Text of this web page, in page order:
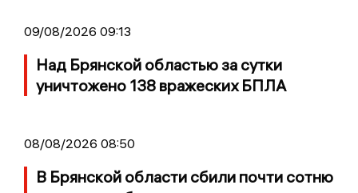
09/08/2026 09:13
Над Брянской областью за сутки
уничтожено 138 вражеских БПЛА
08/08/2026 08:50
В Брянской области сбили почти сотню